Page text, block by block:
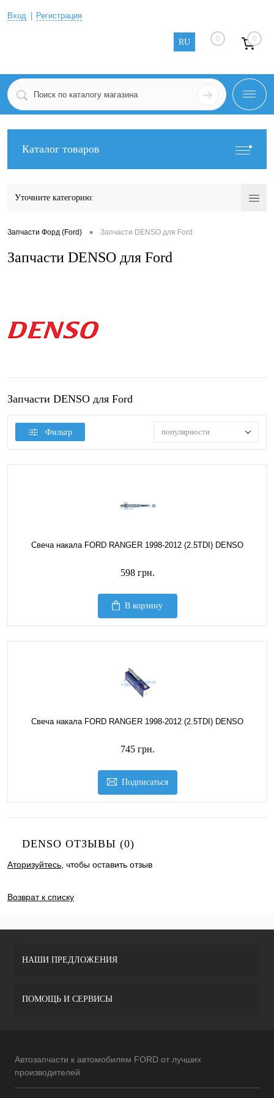
Вход Регистрация
RU 0 0
Каталог товаров
Уточните категорию:
Запчасти Форд (Ford) • Запчасти DENSO для Ford
Запчасти DENSO для Ford
Запчасти DENSO для Ford
Фильтр популярности
Свеча накала FORD RANGER 1998-2012 (2.5TDI) DENSO
598 грн.
В корзину
Свеча накала FORD RANGER 1998-2012 (2.5TDI) DENSO
745 грн.
Подписаться
DENSO ОТЗЫВЫ (0)
Аторизуйтесь , чтобы оставить отзыв
Возврат к списку
НАШИ ПРЕДЛОЖЕНИЯ
ПОМОЩЬ И СЕРВИСЫ
Автозапчасти к автомобилям FORD от лучших
производителей